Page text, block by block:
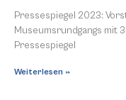
Pressespiegel 2023:
Museumsrundgangs mit
Pressespiegel
Weiterlesen »